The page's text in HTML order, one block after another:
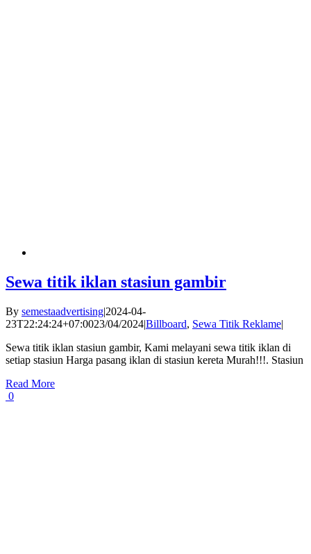
Sewa titik iklan stasiun gambir
By semestaadvertising|2024-04-
23T22:24:24+07:0023/04/2024|Billboard, Sewa Titik Reklame|
Sewa titik iklan stasiun gambir, Kami melayani sewa titik iklan di
setiap stasiun Harga pasang iklan di stasiun kereta Murah!!!. Stasiun
Read More
0